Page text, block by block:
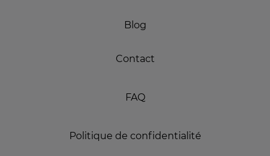
Blog
Contact
FAQ
Politique de confidentialité